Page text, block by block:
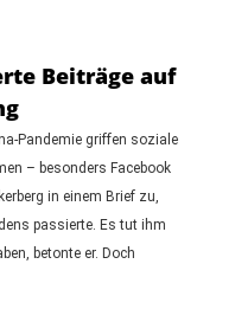
Beiträge auf
Pandemie griffen soziale
– besonders Facebook
in einem Brief zu,
passierte. Es tut ihm
betonte er. Doch